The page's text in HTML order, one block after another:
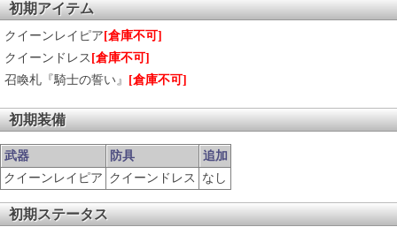
初期アイテム
クイーンレイピア [倉庫不可]
クイーンドレス [倉庫不可]
召喚札『騎士の誓い』
[倉庫不可]
初期装備
武器 防具
追加
クイーンレイピア クイーンドレス なし
初期ステータス